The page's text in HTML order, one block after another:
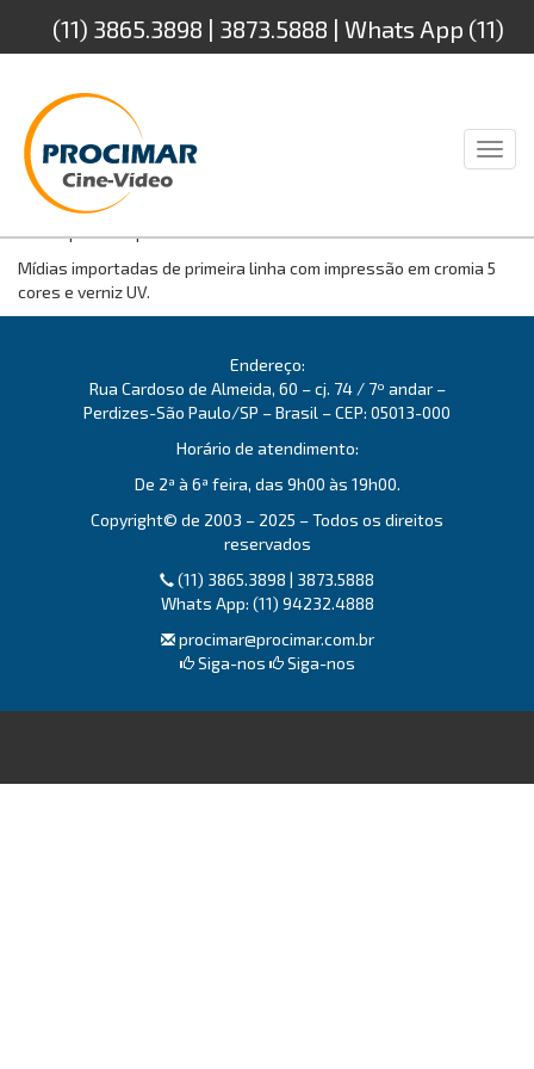
(11) 3865.3898 | 3873.5888 | Whats App (11)
94232.4888
Fornecemos mídias virgens CD 700MB, DVD 4.7GB e Blu-Ray 25GB
com impressão personalizada.
Mídias importadas de primeira linha com impressão em cromia 5
cores e verniz UV.
Endereço:
Rua Cardoso de Almeida, 60 – cj. 74 / 7º andar –
Perdizes-São Paulo/SP – Brasil – CEP: 05013-000
Horário de atendimento:
De 2ª à 6ª feira, das 9h00 às 19h00.
Copyright© de 2003 – 2025 – Todos os direitos
reservados
(11) 3865.3898 | 3873.5888
Whats App: (11) 94232.4888
procimar@procimar.com.br
Siga-nos
Siga-nos